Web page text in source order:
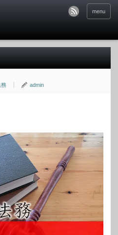
menu
務 admin